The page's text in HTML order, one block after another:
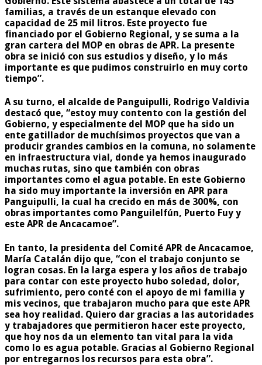
familias, a través de un estanque elevado con
capacidad de 25 mil litros. Este proyecto fue
financiado por el Gobierno Regional, y se suma a la
gran cartera del MOP en obras de APR. La presente
obra se inició con sus estudios y diseño, y lo más
importante es que pudimos construirlo en muy corto
tiempo”.
A su turno, el alcalde de Panguipulli, Rodrigo Valdivia
destacó que, “estoy muy contento con la gestión del
Gobierno, y especialmente del MOP que ha sido un
ente gatillador de muchísimos proyectos que van a
producir grandes cambios en la comuna, no solamente
en infraestructura vial, donde ya hemos inaugurado
muchas rutas, sino que también con obras
importantes como el agua potable. En este Gobierno
ha sido muy importante la inversión en APR para
Panguipulli, la cual ha crecido en más de 300%, con
obras importantes como Panguilelfún, Puerto Fuy y
este APR de Ancacamoe”.
En tanto, la presidenta del Comité APR de Ancacamoe,
María Catalán dijo que, “con el trabajo conjunto se
logran cosas. En la larga espera y los años de trabajo
para contar con este proyecto hubo soledad, dolor,
sufrimiento, pero conté con el apoyo de mi familia y
mis vecinos, que trabajaron mucho para que este APR
sea hoy realidad. Quiero dar gracias a las autoridades
y trabajadores que permitieron hacer este proyecto,
que hoy nos da un elemento tan vital para la vida
como lo es agua potable. Gracias al Gobierno Regional
por entregarnos los recursos para esta obra”.